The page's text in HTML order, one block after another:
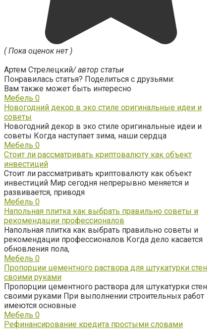
( Пока оценок нет )
Артем Стрелецкий/ автор статьи
Понравилась статья? Поделиться с друзьями:
Вам также может быть интересно
Мебель 0
Новогодний декор в эко стиле оригинальные идеи и
советы
Новогодний декор в эко стиле оригинальные идеи и
советы Когда наступает зима, наши сердца
Мебель 0
Стоит ли рассматривать криптовалюту как объект
инвестиций
Стоит ли рассматривать криптовалюту как объект
инвестиций Мир сегодня непрерывно меняется и
развивается, приводя
Мебель 0
Напольная плитка как выбрать правильно советы и
рекомендации профессионалов
Напольная плитка как выбрать правильно советы и
рекомендации профессионалов Когда дело касается
обновления пола,
Мебель 0
Пропорции цементного раствора для штукатурки стен
своими руками
Пропорции цементного раствора для штукатурки стен
своими руками При выполнении строительных работ
имеются основные
Мебель 0
Рефинансирование кредита простыми словами